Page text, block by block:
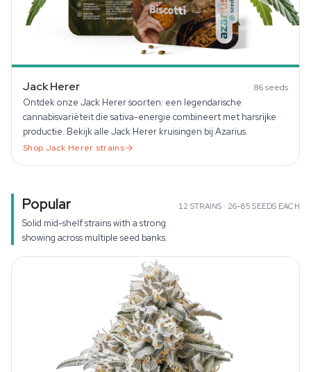
Jack Herer 86seeds
Ontdek onze Jack Herer soorten: een legendarische
cannabisvariëteit die sativa-energie combineert met harsrijke
productie. Bekijk alle Jack Herer kruisingen bij Azarius.
Shop Jack Herer strains
Popular
Solid mid-shelf strains with a strong
showing across multiple seed banks.
12 STRAINS · 26–85 SEEDS EACH